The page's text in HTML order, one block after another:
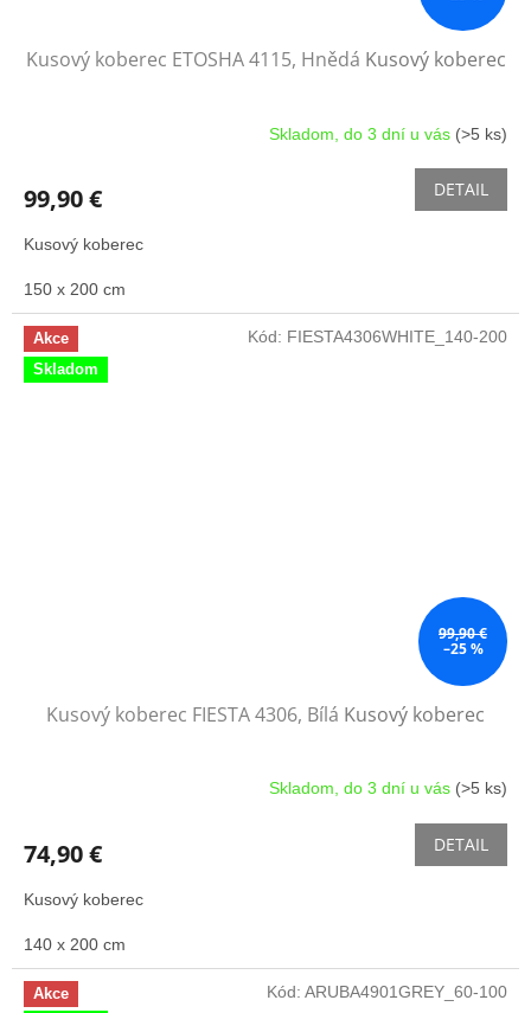
Kusový koberec ETOSHA 4115, Hnědá Kusový koberec
Skladom, do 3 dní u vás (>5 ks)
99,90 € DETAIL
Kusový koberec
150 x 200 cm
Akce
Skladom
99,90 €
–25 %
Kusový koberec FIESTA 4306, Bílá Kusový koberec
Skladom, do 3 dní u vás (>5 ks)
74,90 € DETAIL
Kusový koberec
140 x 200 cm
Kód: FIESTA4306WHITE_140-200
Akce
Kód: ARUBA4901GREY_60-100